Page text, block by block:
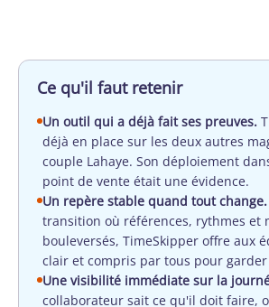
Ce qu'il faut retenir
Un outil qui a déjà fait ses preuves.
déjà en place sur les deux autres
couple Lahaye. Son déploiement
point de vente était une évidence.
Un repère stable quand tout change.
transition où références, rythmes et
bouleversés, TimeSkipper offre aux
clair et compris par tous pour garder
Une visibilité immédiate sur la
collaborateur sait ce qu'il doit faire,